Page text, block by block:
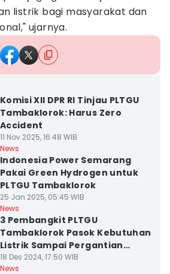
listrik bagi masyarakat dan
ujarnya.
Komisi XII DPR RI Tinjau PLTGU
Tambaklorok: Harus Zero
Accident
11 Nov 2025, 16:48 WIB
News
Indonesia Power Semarang
Pakai Green Hydrogen untuk
PLTGU Tambaklorok
25 Jan 2025, 05:45 WIB
News
3 Pembangkit PLTGU
Tambaklorok Pasok Kebutuhan
Listrik Sampai Pergantian
Tahun
18 Des 2024, 17:50 WIB
News